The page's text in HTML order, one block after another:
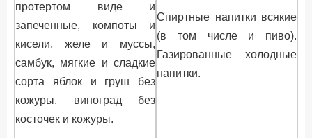
протертом виде и
запеченные, компоты и
кисели, желе и муссы,
самбук, мягкие и сладкие
сорта яблок и груш без
кожуры, виноград без
косточек и кожуры.
Спиртные напитки всякие
(в том числе и пиво).
Газированные холодные
напитки.